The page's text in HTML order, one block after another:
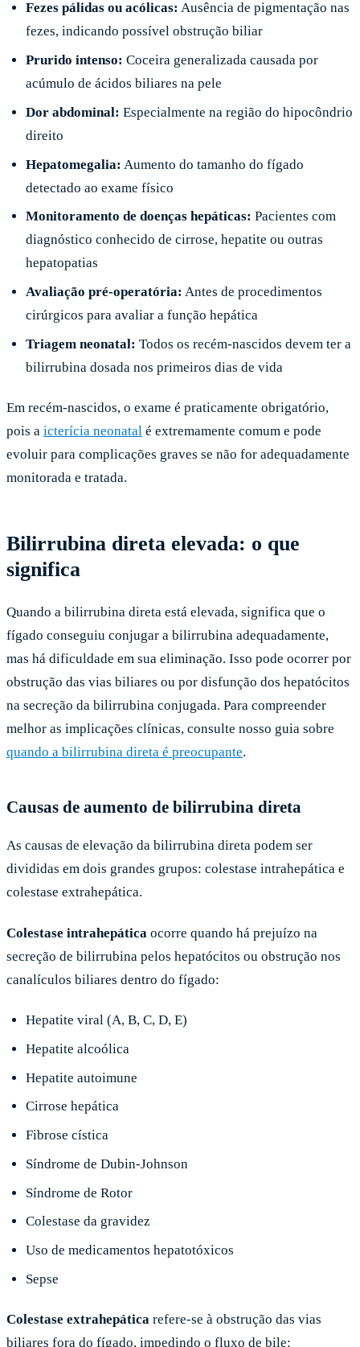
Fezes pálidas ou acólicas: Ausência de pigmentação nas
fezes, indicando possível obstrução biliar
Prurido intenso: Coceira generalizada causada por
acúmulo de ácidos biliares na pele
Dor abdominal: Especialmente na região do hipocôndrio
direito
Hepatomegalia: Aumento do tamanho do fígado
detectado ao exame físico
Monitoramento de doenças hepáticas: Pacientes com
diagnóstico conhecido de cirrose, hepatite ou outras
hepatopatias
Avaliação pré-operatória: Antes de procedimentos
cirúrgicos para avaliar a função hepática
Triagem neonatal: Todos os recém-nascidos devem ter a
bilirrubina dosada nos primeiros dias de vida
Em recém-nascidos, o exame é praticamente obrigatório,
pois a icterícia neonatal é extremamente comum e pode
evoluir para complicações graves se não for adequadamente
monitorada e tratada.
Bilirrubina direta elevada: o que
significa
Quando a bilirrubina direta está elevada, significa que o
fígado conseguiu conjugar a bilirrubina adequadamente,
mas há dificuldade em sua eliminação. Isso pode ocorrer por
obstrução das vias biliares ou por disfunção dos hepatócitos
na secreção da bilirrubina conjugada. Para compreender
melhor as implicações clínicas, consulte nosso guia sobre
quando a bilirrubina direta é preocupante.
Causas de aumento de bilirrubina direta
As causas de elevação da bilirrubina direta podem ser
divididas em dois grandes grupos: colestase intrahepática e
colestase extrahepática.
Colestase intrahepática ocorre quando há prejuízo na
secreção de bilirrubina pelos hepatócitos ou obstrução nos
canalículos biliares dentro do fígado:
Hepatite viral (A, B, C, D, E)
Hepatite alcoólica
Hepatite autoimune
Cirrose hepática
Fibrose cística
Síndrome de Dubin-Johnson
Síndrome de Rotor
Colestase da gravidez
Uso de medicamentos hepatotóxicos
Sepse
Colestase extrahepática refere-se à obstrução das vias
biliares fora do fígado, impedindo o fluxo de bile: